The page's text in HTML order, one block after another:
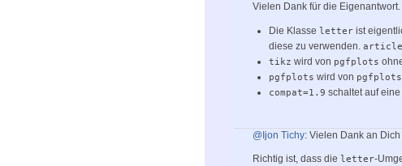
Vielen Dank für die
Die Klasse letter ist
diese zu verwenden. article
tikz wird von pgfplots
pgfplots wird von
compat=1.9 schaltet auf
@Ijon Tichy: Vielen Dank an
Richtig ist, dass die letter-